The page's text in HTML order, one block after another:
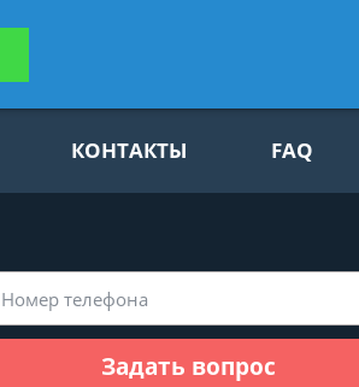
КОНТАКТЫ FAQ
Задать вопрос